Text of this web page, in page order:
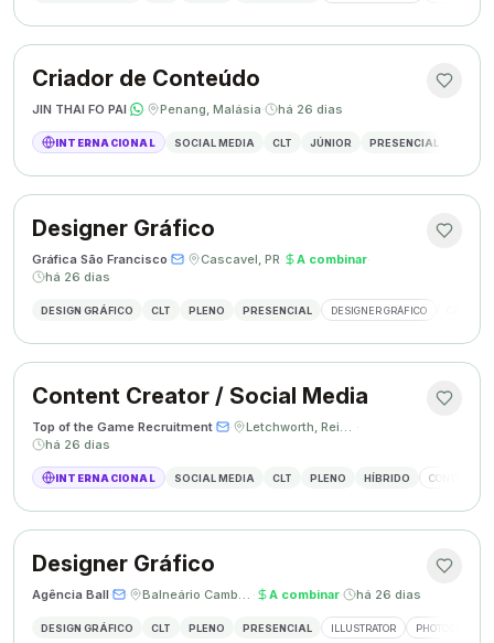
Criador de Conteúdo
JIN THAI FO PAI· · Penang, Malásia· há 26 dias
INTERNACIONAL SOCIAL MEDIA CLT JÚNIOR PRESENCIAL
Designer Gráfico
Gráfica São Francisco· · Cascavel, PR· A combinar·
há 26 dias
DESIGN GRÁFICO CLT PLENO PRESENCIAL DESIGNER GRÁFICO
Content Creator / Social Media
Top of the Game Recruitment· · Letchworth, Reino Unido ·
há 26 dias
INTERNACIONAL SOCIAL MEDIA CLT PLENO HÍBRIDO CONTENT
Designer Gráfico
Agência Ball· · Balneário Camboriú, SC · A combinar· há 26 dias
DESIGN GRÁFICO CLT PLENO PRESENCIAL ILLUSTRATOR PHOTOSHOP